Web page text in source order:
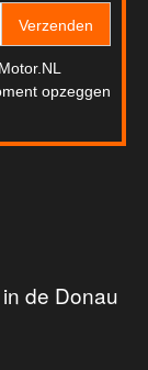
Verzenden
opzeggen
de Donau